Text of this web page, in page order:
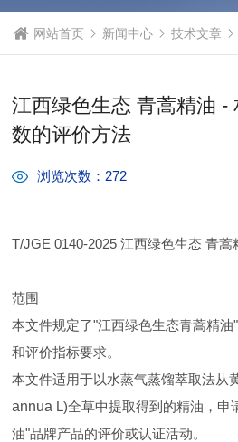
网站首页 新闻中心 技术文章
江西绿色生态 青蒿精油 -
数的评价方法
浏览次数：272
T/JGE 0140-2025 江西绿色生态 青蒿
范围
本文件规定了"江西绿色生态青蒿精
和评价指标要求。
本文件适用于以水蒸气蒸馏萃取法从
annua L)全草中提取得到的精油，申
油"品牌产品的评价或认证活动。